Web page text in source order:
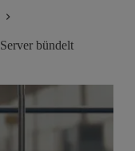
bündelt